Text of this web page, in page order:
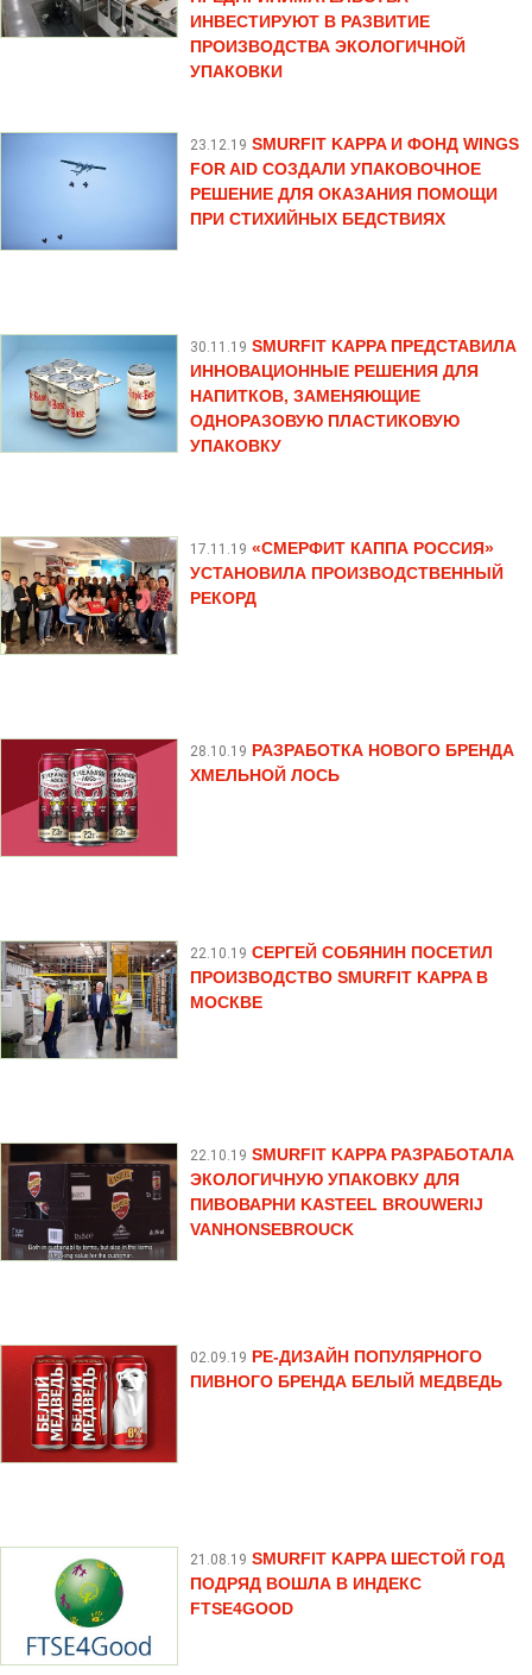
ИНВЕСТИРУЮТ В РАЗВИТИЕ
ПРОИЗВОДСТВА ЭКОЛОГИЧНОЙ
УПАКОВКИ
23.12.19 SMURFIT KAPPA И ФОНД WINGS
FOR AID СОЗДАЛИ УПАКОВОЧНОЕ
РЕШЕНИЕ ДЛЯ ОКАЗАНИЯ ПОМОЩИ
ПРИ СТИХИЙНЫХ БЕДСТВИЯХ
30.11.19 SMURFIT KAPPA ПРЕДСТАВИЛА
ИННОВАЦИОННЫЕ РЕШЕНИЯ ДЛЯ
НАПИТКОВ, ЗАМЕНЯЮЩИЕ
ОДНОРАЗОВУЮ ПЛАСТИКОВУЮ
УПАКОВКУ
17.11.19 «СМЕРФИТ КАППА РОССИЯ»
УСТАНОВИЛА ПРОИЗВОДСТВЕННЫЙ
РЕКОРД
28.10.19 РАЗРАБОТКА НОВОГО БРЕНДА
ХМЕЛЬНОЙ ЛОСЬ
22.10.19 СЕРГЕЙ СОБЯНИН ПОСЕТИЛ
ПРОИЗВОДСТВО SMURFIT KAPPA В
МОСКВЕ
22.10.19 SMURFIT KAPPA РАЗРАБОТАЛА
ЭКОЛОГИЧНУЮ УПАКОВКУ ДЛЯ
ПИВОВАРНИ KASTEEL BROUWERIJ
VANHONSEBROUCK
02.09.19 РЕ-ДИЗАЙН ПОПУЛЯРНОГО
ПИВНОГО БРЕНДА БЕЛЫЙ МЕДВЕДЬ
21.08.19 SMURFIT KAPPA ШЕСТОЙ ГОД
ПОДРЯД ВОШЛА В ИНДЕКС
FTSE4GOOD